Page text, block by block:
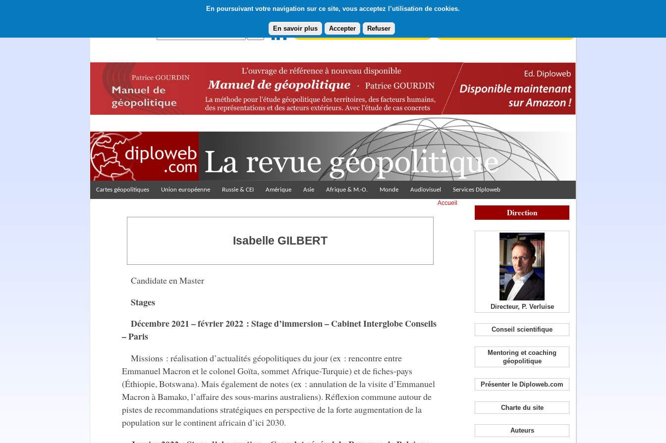
En poursuivant votre navigation sur ce site, vous acceptez l’utilisation de cookies.
En savoir plus Accepter Refuser
Abonnement gratuit à la Lettre du Diploweb
Cartes géopolitiques Union européenne Russie & CEI Amérique Asie Afrique & M.-O. Monde Audiovisuel Services Diploweb
Accueil
Isabelle GILBERT
Candidate en Master
Stages
Décembre 2021 – février 2022 : Stage d’immersion – Cabinet Interglobe Conseils
– Paris
Missions : réalisation d’actualités géopolitiques du jour (ex : rencontre entre
Emmanuel Macron et le colonel Goïta, sommet Afrique-Turquie) et de fiches-pays
(Éthiopie, Botswana). Mais également de notes (ex : annulation de la visite d’Emmanuel
Macron à Bamako, l’affaire des sous-marins australiens). Réflexion commune autour de
pistes de recommandations stratégiques en perspective de la forte augmentation de la
population sur le continent africain d’ici 2030.
Direction
Directeur, P. Verluise
Conseil scientifique
Mentoring et coaching
géopolitique
Présenter le Diploweb.com
Charte du site
Auteurs